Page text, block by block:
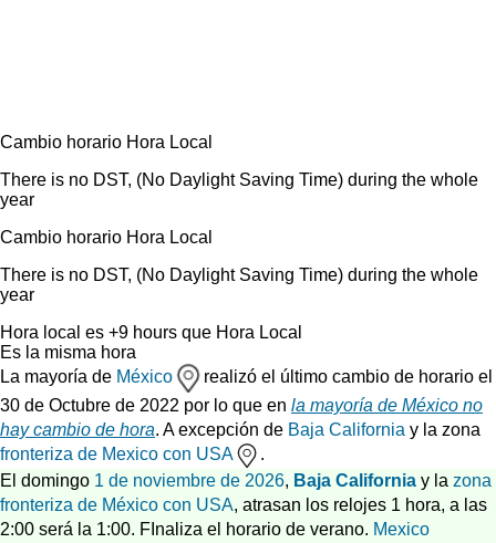
Cambio horario Hora Local
There is no DST, (No Daylight Saving Time) during the whole
year
Cambio horario Hora Local
There is no DST, (No Daylight Saving Time) during the whole
year
Hora local es +9 hours que Hora Local
Es la misma hora
La mayoría de México
realizó el último cambio de horario el
30 de Octubre de 2022 por lo que en la mayoría de México no
hay cambio de hora. A excepción de Baja California y la zona
fronteriza de Mexico con USA
.
El domingo 1 de noviembre de 2026, Baja California y la zona
fronteriza de México con USA, atrasan los relojes 1 hora, a las
2:00 será la 1:00. FInaliza el horario de verano. Mexico